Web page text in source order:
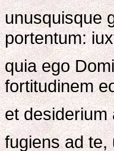
unusquisque
portentum:
quia ego
fortitudinem
et
fugiens ad